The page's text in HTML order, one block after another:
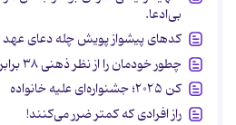
بی‌ادعا.
کدهای پیشواز پویش چله دعای عهد
چطور خودمان را از نظر ذهنی ۳۸ برابر قوی‌تر کنیم؟
کن ۲۰۲۵؛ جشنواره‌ای علیه خانواده
راز افرادی که کمتر ضرر می‌کنند!